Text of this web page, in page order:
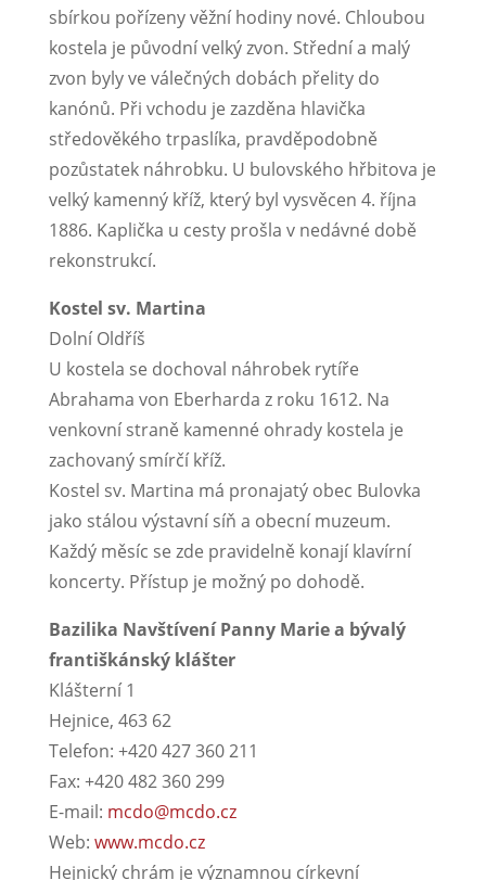
sbírkou pořízeny věžní hodiny nové. Chloubou
kostela je původní velký zvon. Střední a malý
zvon byly ve válečných dobách přelity do
kanónů. Při vchodu je zazděna hlavička
středověkého trpaslíka, pravděpodobně
pozůstatek náhrobku. U bulovského hřbitova je
velký kamenný kříž, který byl vysvěcen 4. října
1886. Kaplička u cesty prošla v nedávné době
rekonstrukcí.
Kostel sv. Martina
Dolní Oldříš
U kostela se dochoval náhrobek rytíře
Abrahama von Eberharda z roku 1612. Na
venkovní straně kamenné ohrady kostela je
zachovaný smírčí kříž.
Kostel sv. Martina má pronajatý obec Bulovka
jako stálou výstavní síň a obecní muzeum.
Každý měsíc se zde pravidelně konají klavírní
koncerty. Přístup je možný po dohodě.
Bazilika Navštívení Panny Marie a bývalý
františkánský klášter
Klášterní 1
Hejnice, 463 62
Telefon: +420 427 360 211
Fax: +420 482 360 299
E-mail: mcdo@mcdo.cz
Web: www.mcdo.cz
Hejnický chrám je významnou církevní